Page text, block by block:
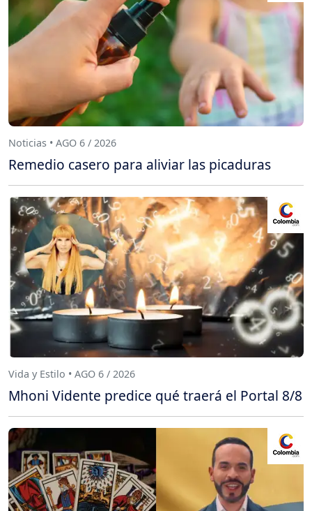
Noticias • AGO 6 / 2026
Remedio casero para aliviar las picaduras
Vida y Estilo • AGO 6 / 2026
Mhoni Vidente predice qué traerá el Portal 8/8